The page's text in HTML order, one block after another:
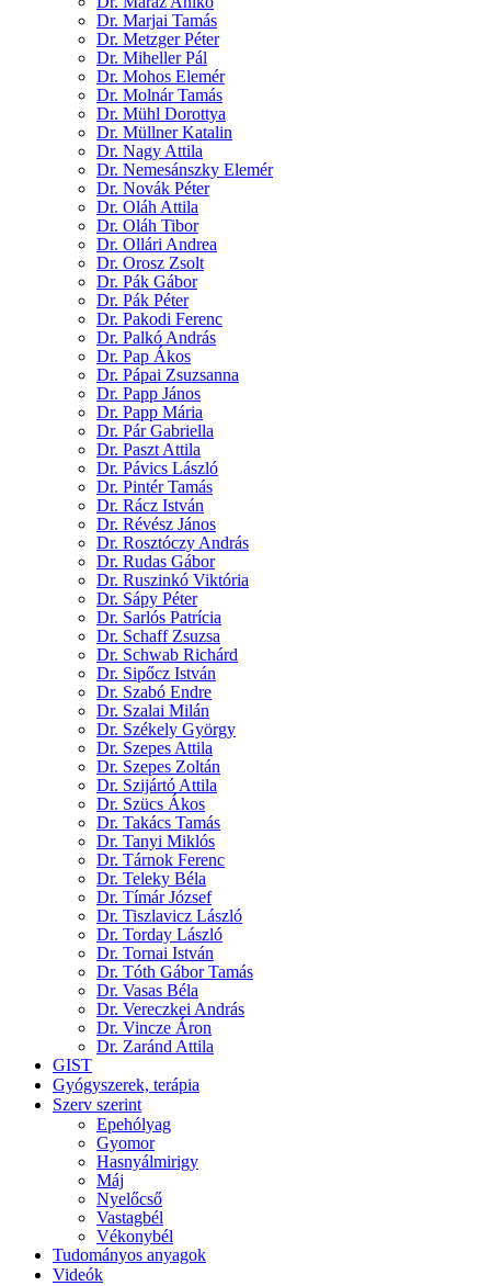
Dr. Marjai Tamás
Dr. Metzger Péter
Dr. Miheller Pál
Dr. Mohos Elemér
Dr. Molnár Tamás
Dr. Mühl Dorottya
Dr. Müllner Katalin
Dr. Nagy Attila
Dr. Nemesánszky Elemér
Dr. Novák Péter
Dr. Oláh Attila
Dr. Oláh Tibor
Dr. Ollári Andrea
Dr. Orosz Zsolt
Dr. Pák Gábor
Dr. Pák Péter
Dr. Pakodi Ferenc
Dr. Palkó András
Dr. Pap Ákos
Dr. Pápai Zsuzsanna
Dr. Papp János
Dr. Papp Mária
Dr. Pár Gabriella
Dr. Paszt Attila
Dr. Pávics László
Dr. Pintér Tamás
Dr. Rácz István
Dr. Révész János
Dr. Rosztóczy András
Dr. Rudas Gábor
Dr. Ruszinkó Viktória
Dr. Sápy Péter
Dr. Sarlós Patrícia
Dr. Schaff Zsuzsa
Dr. Schwab Richárd
Dr. Sipőcz István
Dr. Szabó Endre
Dr. Szalai Milán
Dr. Székely György
Dr. Szepes Attila
Dr. Szepes Zoltán
Dr. Szijártó Attila
Dr. Szücs Ákos
Dr. Takács Tamás
Dr. Tanyi Miklós
Dr. Tárnok Ferenc
Dr. Teleky Béla
Dr. Tímár József
Dr. Tiszlavicz László
Dr. Torday László
Dr. Tornai István
Dr. Tóth Gábor Tamás
Dr. Vasas Béla
Dr. Vereczkei András
Dr. Vincze Áron
Dr. Zaránd Attila
GIST
Gyógyszerek, terápia
Szerv szerint
Epehólyag
Gyomor
Hasnyálmirigy
Máj
Nyelőcső
Vastagbél
Vékonybél
Tudományos anyagok
Videók